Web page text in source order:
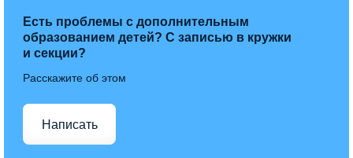
Есть проблемы с дополнительным
образованием детей? С записью в кружки
и секции?
Расскажите об этом
Написать